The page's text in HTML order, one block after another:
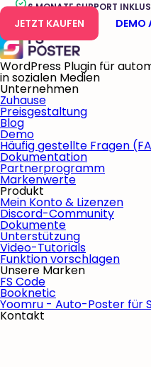
6 MONATE SUPPORT
JETZT KAUFEN DEMO
WordPress Plugin für
in sozialen Medien
Unternehmen
Zuhause
Preisgestaltung
Blog
Demo
Häufig gestellte Fragen
Dokumentation
Partnerprogramm
Markenwerte
Produkt
Mein Konto & Lizenzen
Discord-Community
Dokumente
Unterstützung
Video-Tutorials
Funktion vorschlagen
Unsere Marken
FS Code
Booknetic
Yoomru - Auto-Poster für
Kontakt